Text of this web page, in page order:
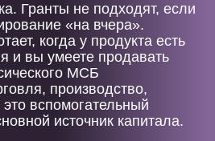
Гранты не подходят, если
«на вчера».
когда у продукта есть
и вы умеете продавать
МСБ
производство,
вспомогательный
источник капитала.